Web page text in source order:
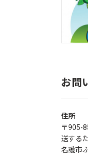
お問
住所
〒905-
送する
名護市